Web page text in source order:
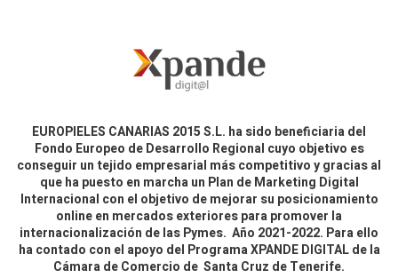
EUROPIELES CANARIAS 2015 S.L. ha sido beneficiaria del
Fondo Europeo de Desarrollo Regional cuyo objetivo es
conseguir un tejido empresarial más competitivo y gracias al
que ha puesto en marcha un Plan de Marketing Digital
Internacional con el objetivo de mejorar su posicionamiento
online en mercados exteriores para promover la
internacionalización de las Pymes. Año 2021-2022. Para ello
ha contado con el apoyo del Programa XPANDE DIGITAL de la
Cámara de Comercio de Santa Cruz de Tenerife.